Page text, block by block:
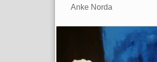
Anke Norda